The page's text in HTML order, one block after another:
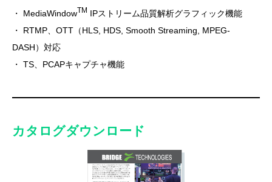
・ MediaWindowTM IPストリーム品質解析グラフィック機能
・ RTMP、OTT（HLS, HDS, Smooth Streaming, MPEG-
DASH）対応
・ TS、PCAPキャプチャ機能
カタログダウンロード